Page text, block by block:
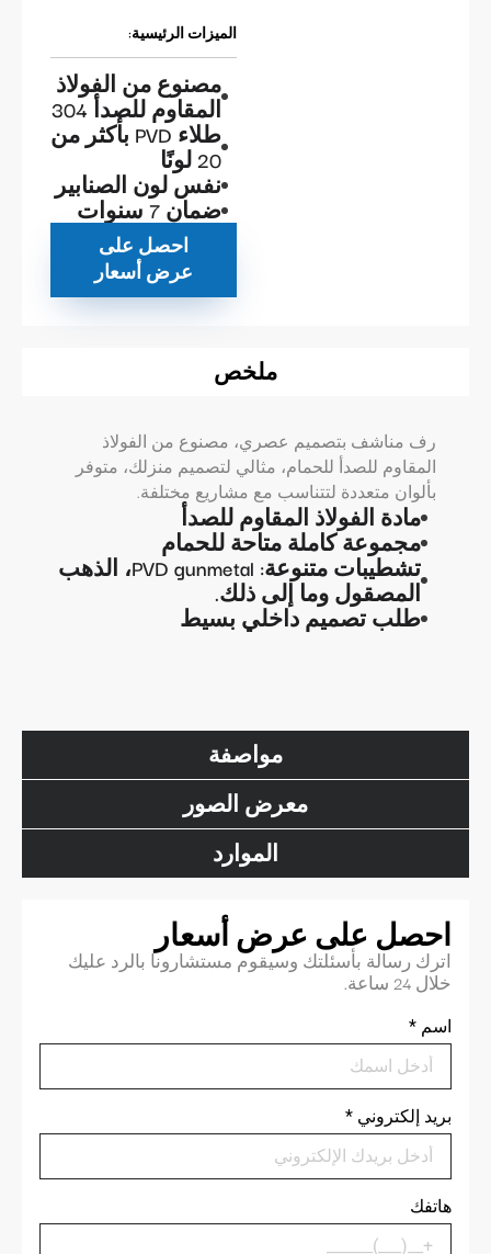
الميزات الرئيسية:
مصنوع من الفولاذ
المقاوم للصدأ 304
طلاء PVD بأكثر من
20 لونًا
نفس لون الصنابير
ضمان 7 سنوات
احصل على
عرض أسعار
ملخص
مواصفة
معرض الصور
الموارد
رف مناشف بتصميم عصري، مصنوع من الفولاذ
المقاوم للصدأ للحمام، مثالي لتصميم منزلك، متوفر
بألوان متعددة لتتناسب مع مشاريع مختلفة.
مادة الفولاذ المقاوم للصدأ
مجموعة كاملة متاحة للحمام
تشطيبات متنوعة: PVD gunmetal، الذهب
المصقول وما إلى ذلك.
طلب تصميم داخلي بسيط
احصل على عرض أسعار
اترك رسالة بأسئلتك وسيقوم مستشارونا بالرد عليك
خلال 24 ساعة.
اسم *
بريد إلكتروني *
هاتفك